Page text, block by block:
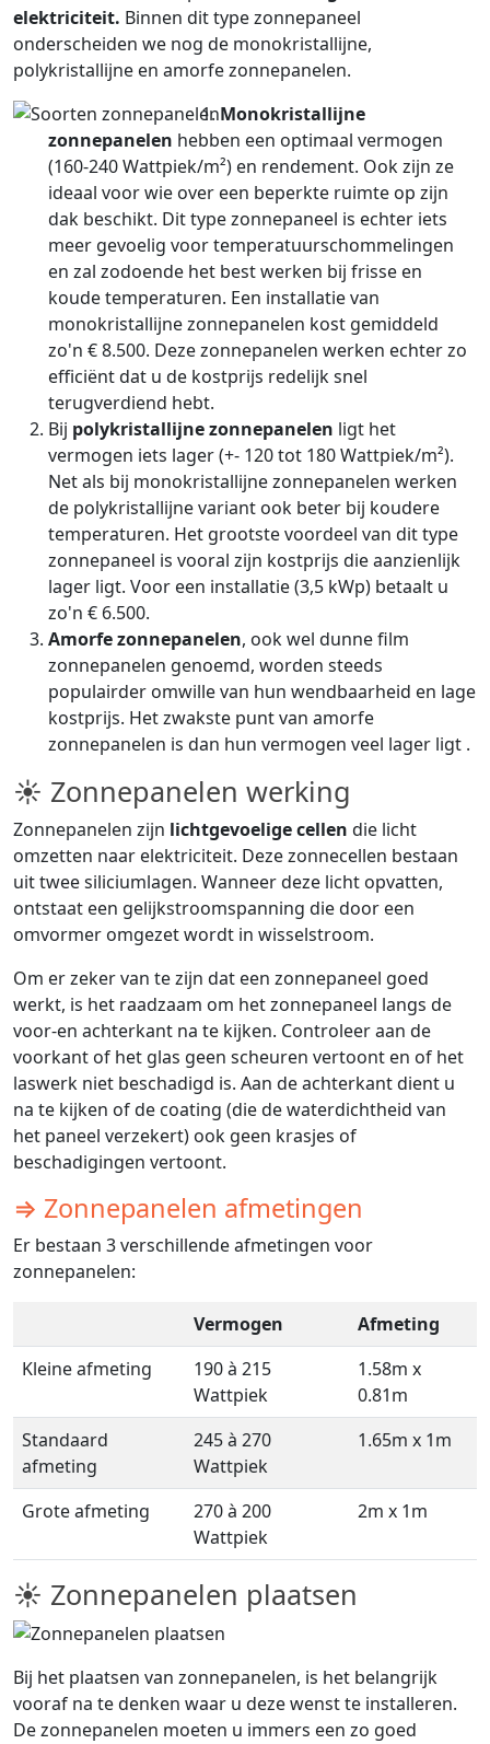
elektriciteit. Binnen dit type zonnepaneel
onderscheiden we nog de monokristallijne,
polykristallijne en amorfe zonnepanelen.
Monokristallijne
zonnepanelen hebben een optimaal vermogen
(160-240 Wattpiek/m²) en rendement. Ook zijn ze
ideaal voor wie over een beperkte ruimte op zijn
dak beschikt. Dit type zonnepaneel is echter iets
meer gevoelig voor temperatuurschommelingen
en zal zodoende het best werken bij frisse en
koude temperaturen. Een installatie van
monokristallijne zonnepanelen kost gemiddeld
zo'n € 8.500. Deze zonnepanelen werken echter zo
efficiënt dat u de kostprijs redelijk snel
terugverdiend hebt.
Bij polykristallijne zonnepanelen ligt het
vermogen iets lager (+- 120 tot 180 Wattpiek/m²).
Net als bij monokristallijne zonnepanelen werken
de polykristallijne variant ook beter bij koudere
temperaturen. Het grootste voordeel van dit type
zonnepaneel is vooral zijn kostprijs die aanzienlijk
lager ligt. Voor een installatie (3,5 kWp) betaalt u
zo'n € 6.500.
Amorfe zonnepanelen, ook wel dunne film
zonnepanelen genoemd, worden steeds
populairder omwille van hun wendbaarheid en lage
kostprijs. Het zwakste punt van amorfe
zonnepanelen is dan hun vermogen veel lager ligt .
☀ Zonnepanelen werking
Zonnepanelen zijn lichtgevoelige cellen die licht
omzetten naar elektriciteit. Deze zonnecellen bestaan
uit twee siliciumlagen. Wanneer deze licht opvatten,
ontstaat een gelijkstroomspanning die door een
omvormer omgezet wordt in wisselstroom.
Om er zeker van te zijn dat een zonnepaneel goed
werkt, is het raadzaam om het zonnepaneel langs de
voor-en achterkant na te kijken. Controleer aan de
voorkant of het glas geen scheuren vertoont en of het
laswerk niet beschadigd is. Aan de achterkant dient u
na te kijken of de coating (die de waterdichtheid van
het paneel verzekert) ook geen krasjes of
beschadigingen vertoont.
⇒ Zonnepanelen afmetingen
Er bestaan 3 verschillende afmetingen voor
zonnepanelen:
Vermogen
Afmeting
Kleine afmeting
190 à 215
Wattpiek
1.58m x
0.81m
Standaard
afmeting
245 à 270
Wattpiek
1.65m x 1m
Grote afmeting
270 à 200
Wattpiek
2m x 1m
☀ Zonnepanelen plaatsen
Bij het plaatsen van zonnepanelen, is het belangrijk
vooraf na te denken waar u deze wenst te installeren.
De zonnepanelen moeten u immers een zo goed